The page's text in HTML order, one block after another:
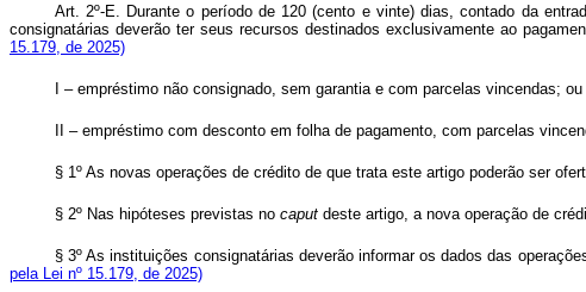
Art. 2º-E. Durante o período de 120 (cento e vinte) dias, contado da
consignatárias deverão ter seus recursos destinados exclusivamente ao
15.179, de 2025)
I – empréstimo não consignado, sem garantia e com parcelas vincendas; ou
II – empréstimo com desconto em folha de pagamento, com parcelas
§ 1º As novas operações de crédito de que trata este artigo poderão ser
§ 2º Nas hipóteses previstas no caputdeste artigo, a nova operação de
§ 3º As instituições consignatárias deverão informar os dados das
pela Lei nº 15.179, de 2025)